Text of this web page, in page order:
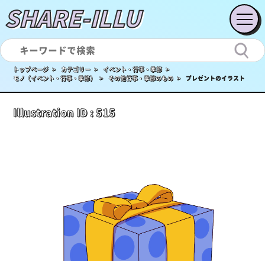
SHARE-ILLU
トップページ > カテゴリー >
イベント・行事・季節 >
モノ（イベント・行事・季節） >
その他行事・季節のもの > プレゼントのイラスト
Illustration ID :515